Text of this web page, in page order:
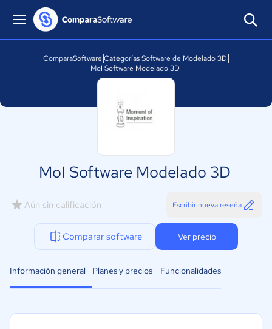
ComparaSoftware CategoríasSoftware de Modelado 3D
MoI Software Modelado 3D
MoI Software Modelado 3D
Aún sin calificación Escribir nueva reseña
Comparar software Ver precio
Información general Planes y precios Funcionalidades